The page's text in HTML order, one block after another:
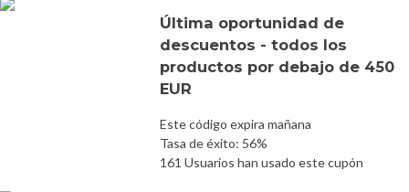
Última oportunidad de
descuentos - todos los
productos por debajo de 450
EUR
Este código expira mañana
Tasa de éxito: 56%
161 Usuarios han usado este cupón